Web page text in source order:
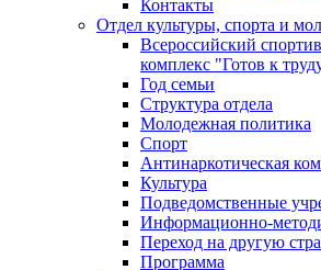
Контакты
Отдел культуры, спорта и
Всероссийский
комплекс "Готов к
Год семьи
Структура отдела
Молодежная политика
Спорт
Антинаркотическая
Культура
Подведомственные
Информационно-
Переход на другую
Программа